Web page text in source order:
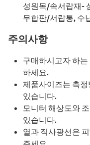
성원목/속서랍재-
무합판/서랍통, 수
주의사항
구매하시고자 하
하세요.
제품사이즈는 측
있습니다.
모니터 해상도와
있습니다.
열과 직사광선은